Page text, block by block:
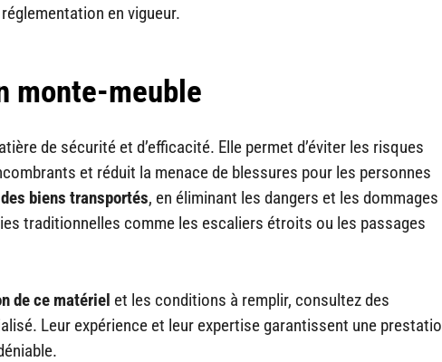
en vigueur.
monte-meuble
de sécurité et d’efficacité. Elle permet d’éviter les risques
et réduit la menace de blessures pour les personnes
biens transportés, en éliminant les dangers et les dommages
traditionnelles comme les escaliers étroits ou les passages
de ce matériel et les conditions à remplir, consultez des
Leur expérience et leur expertise garantissent une